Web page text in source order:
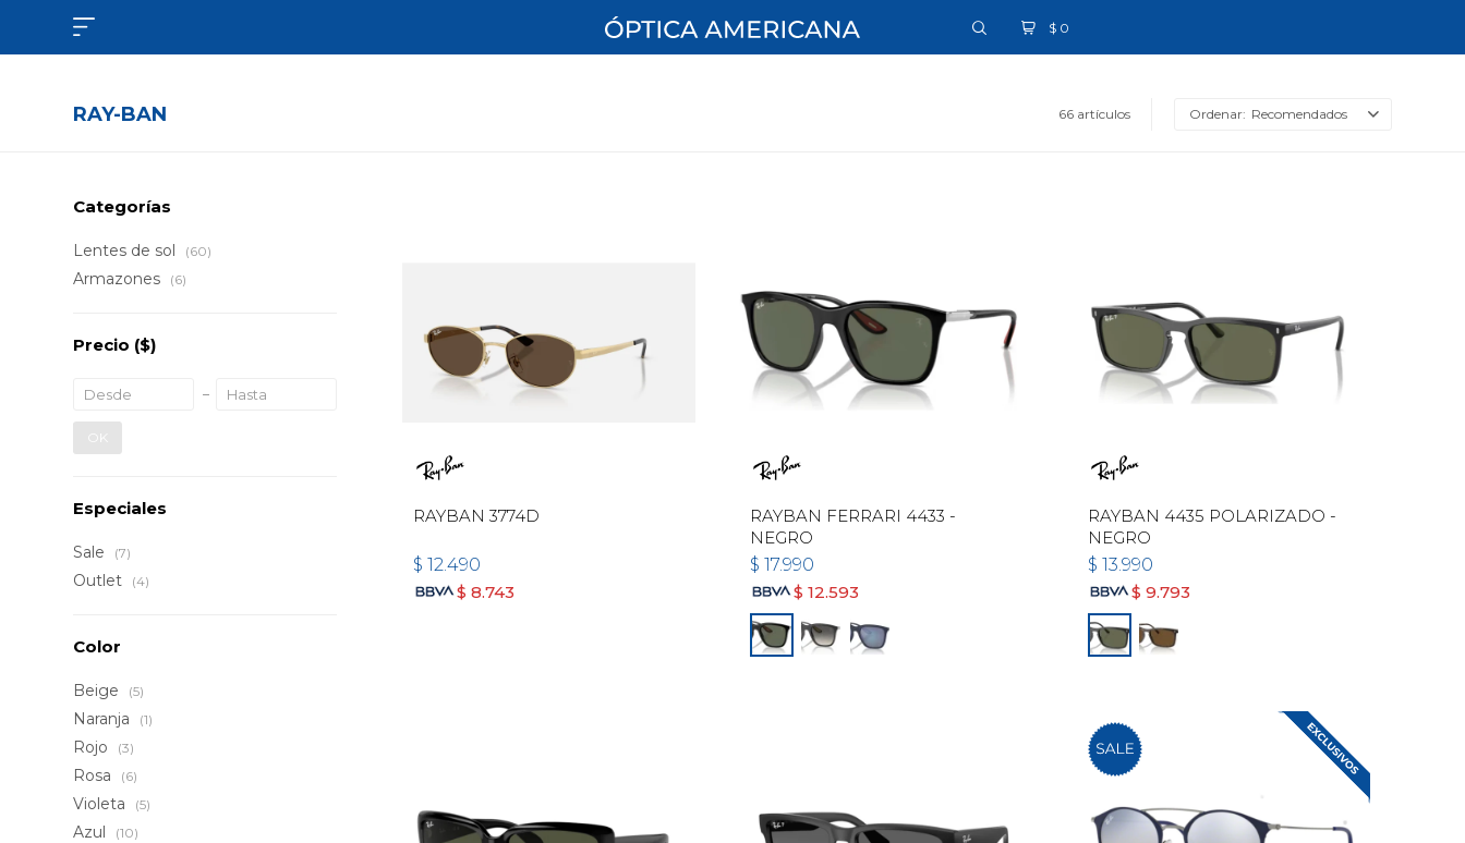
$ 0

RAY-BAN 66 artículos Recomendados
RAYBAN 3774D
$ 12.490
$ 8.743
RAYBAN FERRARI 4433 -
NEGRO
$ 17.990
$ 12.593
RAYBAN 4435 POLARIZADO -
NEGRO
$ 13.990
$ 9.793
Categorías
Lentes de sol (60)
Armazones (6)
Precio ($)
OK
Especiales
Sale (7)
Outlet (4)
Color
Beige (5)
Naranja (1)
Rojo (3)
Rosa (6)
Violeta (5)
Azul (10)